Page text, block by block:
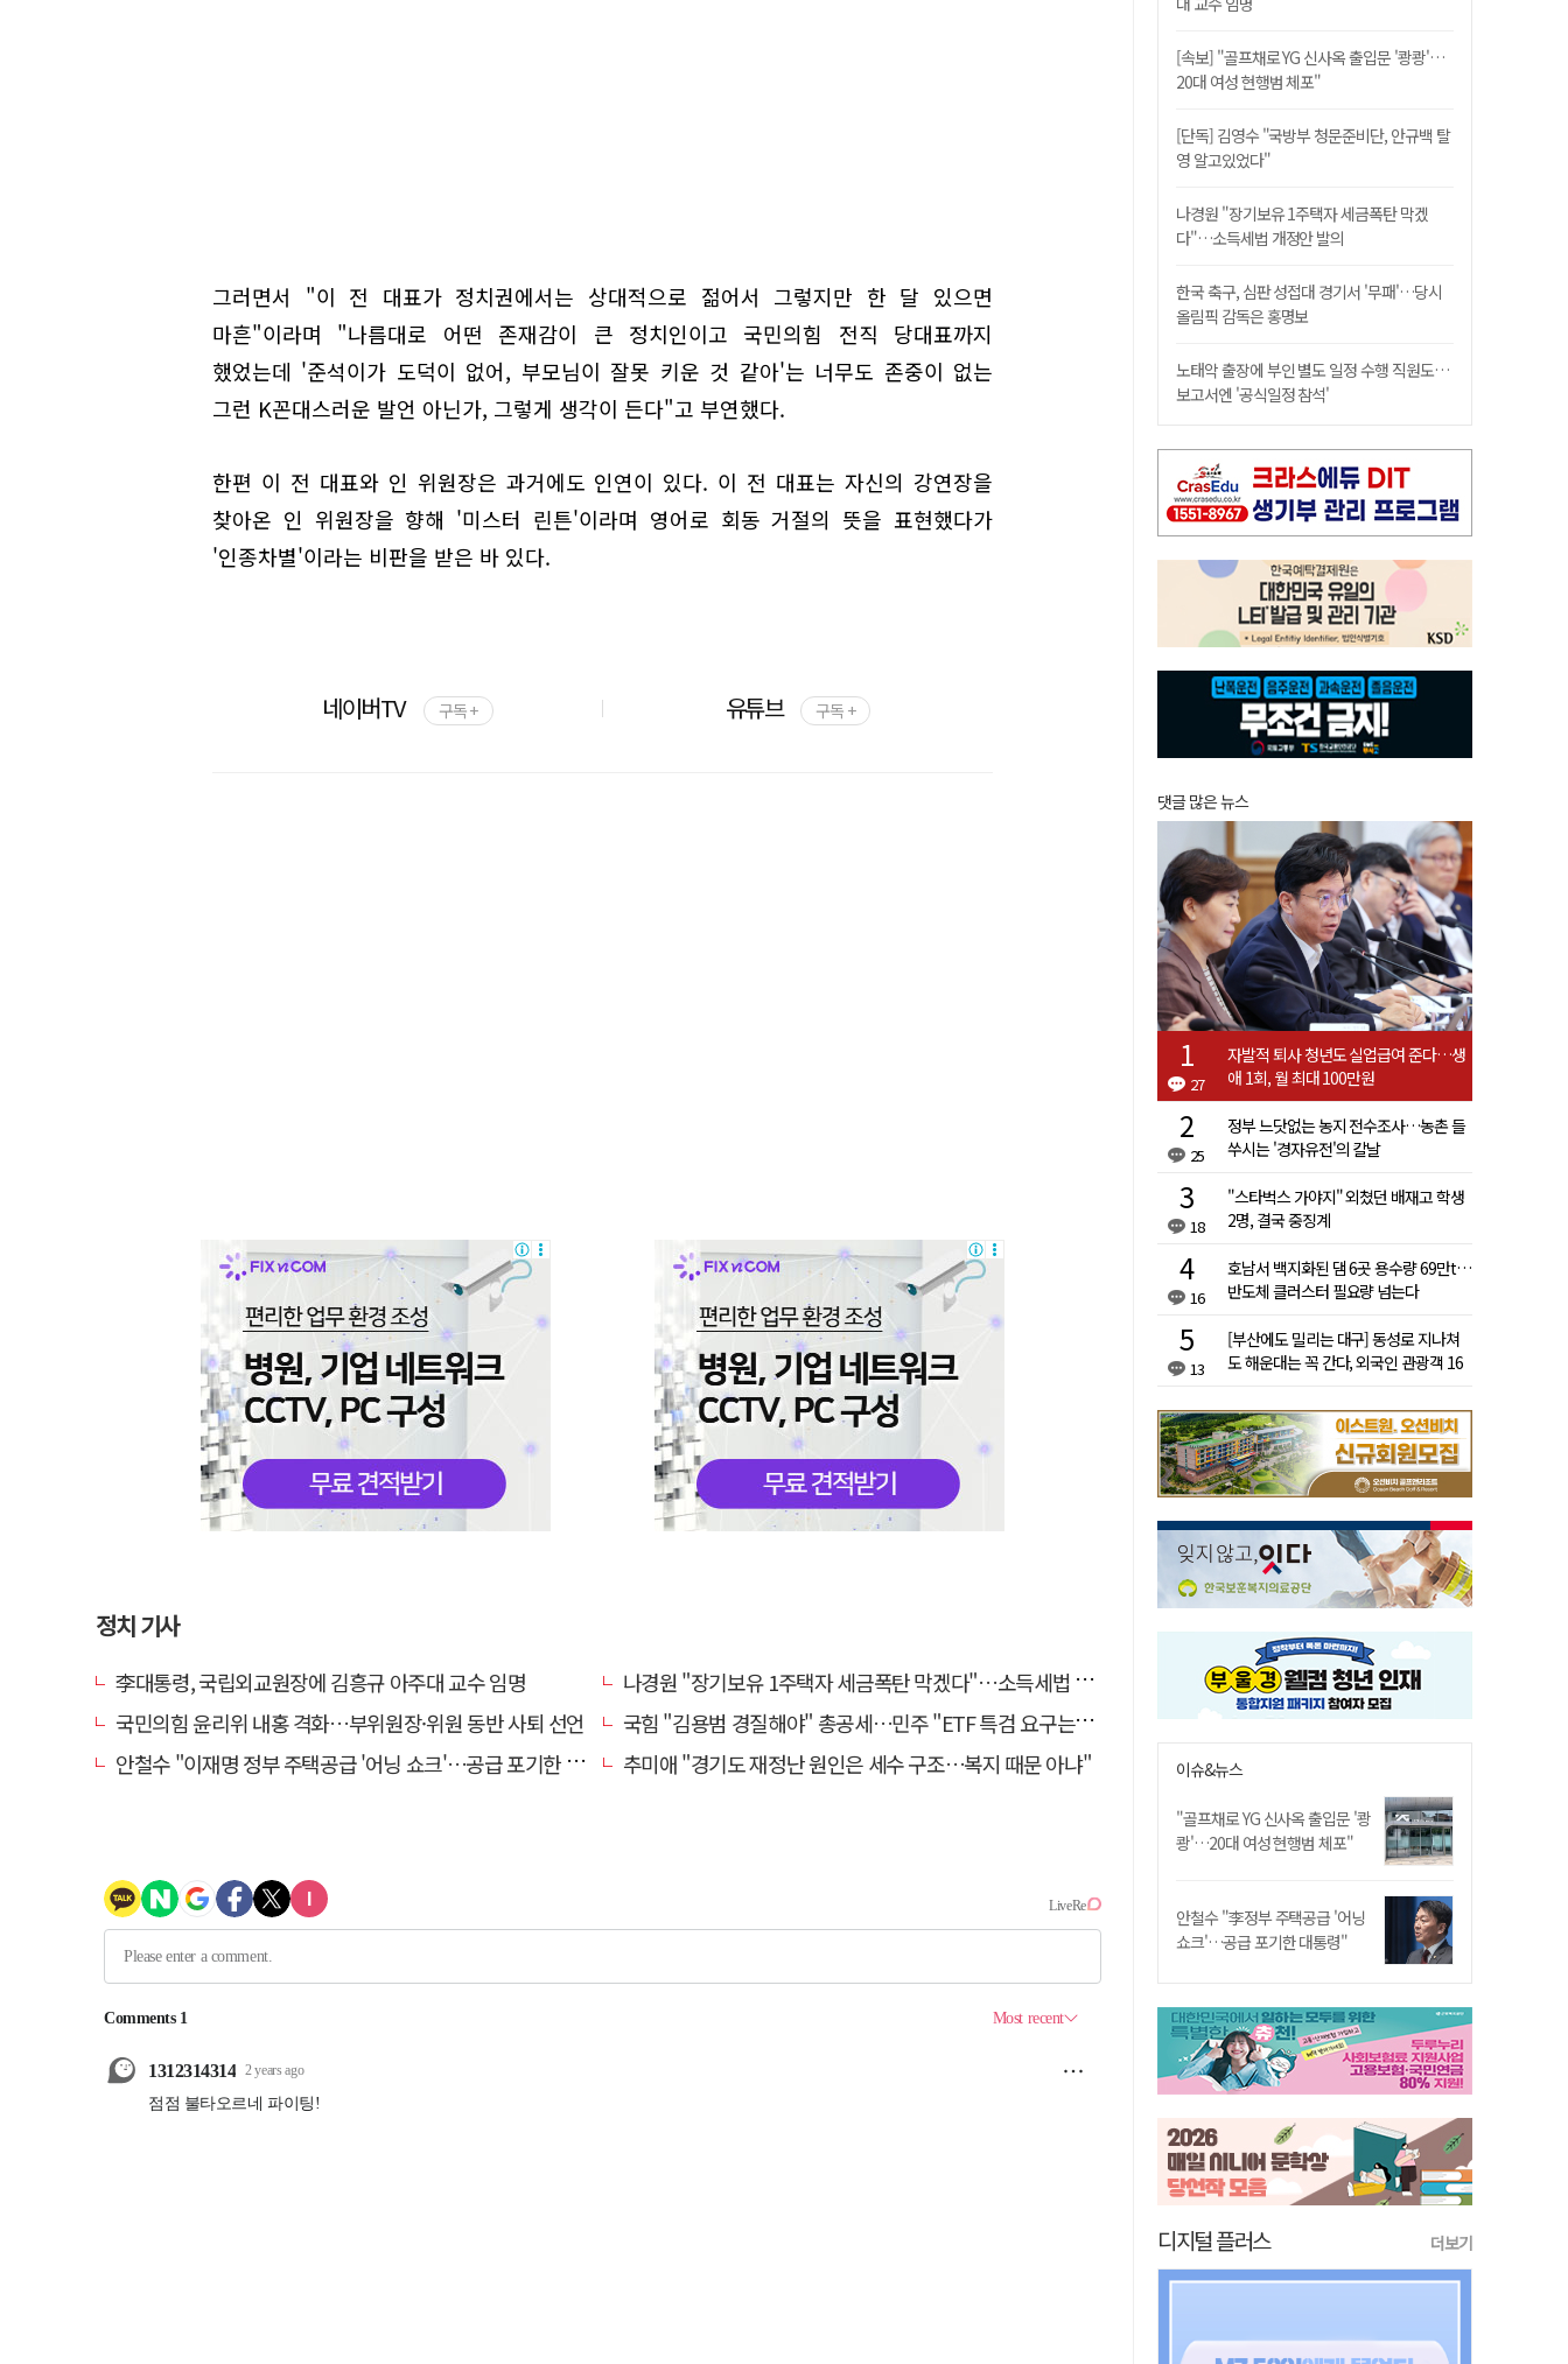
그러면서 "이 전 대표가 정치권에서는 상대적으로 젊어서 그렇지만 한 달 있으면
마흔"이라며 "나름대로 어떤 존재감이 큰 정치인이고 국민의힘 전직 당대표까지
했었는데 '준석이가 도덕이 없어, 부모님이 잘못 키운 것 같아'는 너무도 존중이 없는
그런 K꼰대스러운 발언 아닌가, 그렇게 생각이 든다"고 부연했다.
한편 이 전 대표와 인 위원장은 과거에도 인연이 있다. 이 전 대표는 자신의 강연장을
찾아온 인 위원장을 향해 '미스터 린튼'이라며 영어로 회동 거절의 뜻을 표현했다가
'인종차별'이라는 비판을 받은 바 있다.
네이버TV 구독 + 유튜브 구독 +
정치 기사
李대통령, 국립외교원장에 김흥규 아주대 교수 임명
나경원 "장기보유 1주택자 세금폭탄 막겠다"…소득세법 개정안 발의
국민의힘 윤리위 내홍 격화…부위원장·위원 동반 사퇴 선언
국힘 "김용범 경질해야" 총공세…민주 "ETF 특검 요구는 마타도어"
안철수 "이재명 정부 주택공급 '어닝 쇼크'…공급 포기한 대통령"
추미애 "경기도 재정난 원인은 세수 구조…복지 때문 아냐"
[속보] "골프채로 YG 신사옥 출입문 '쾅쾅'…
20대 여성 현행범 체포"
[단독] 김영수 "국방부 청문준비단, 안규백 탈
영 알고있었다"
나경원 "장기보유 1주택자 세금폭탄 막겠
다"…소득세법 개정안 발의
한국 축구, 심판 성접대 경기서 '무패'…당시
올림픽 감독은 홍명보
노태악 출장에 부인 별도 일정 수행 직원도…
보고서엔 '공식일정 참석'
댓글 많은 뉴스
27
자발적 퇴사 청년도 실업급여 준다…생
애 1회, 월 최대 100만원
25
정부 느닷없는 농지 전수조사…농촌 들
쑤시는 '경자유전'의 칼날
18
"스타벅스 가야지" 외쳤던 배재고 학생
2명, 결국 중징계
16
호남서 백지화된 댐 6곳 용수량 69만t…
반도체 클러스터 필요량 넘는다
13
[부산에도 밀리는 대구] 동성로 지나쳐
도 해운대는 꼭 간다, 외국인 관광객 16
이슈&뉴스
"골프채로 YG 신사옥 출입문 '쾅
쾅'…20대 여성 현행범 체포"
안철수 "李정부 주택공급 '어닝
쇼크'…공급 포기한 대통령"
디지털 플러스 더보기